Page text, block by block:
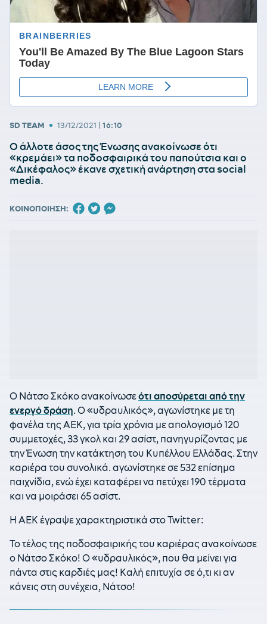
SD TEAM • 13/12/2021 | 16:10
Ο άλλοτε άσος της Ένωσης ανακοίνωσε ότι
«κρεμάει» τα ποδοσφαιρικά του παπούτσια και ο
«Δικέφαλος» έκανε σχετική ανάρτηση στα social
media.
ΚΟΙΝΟΠΟΙΗΣΗ:
Ο Νάτσο Σκόκο ανακοίνωσεότι αποσύρεται από την
ενεργό δράση. Ο «υδραυλικός», αγωνίστηκε με τη
φανέλα της ΑΕΚ, για τρία χρόνια με απολογισμό 120
συμμετοχές, 33 γκολ και 29 ασίστ, πανηγυρίζοντας με
την Ένωση την κατάκτηση του Κυπέλλου Ελλάδας. Στην
καριέρα του συνολικά. αγωνίστηκε σε 532 επίσημα
παιχνίδια, ενώ έχει καταφέρει να πετύχει 190 τέρματα
και να μοιράσει 65 ασίστ.
Η ΑΕΚ έγραψε χαρακτηριστικά στο Twitter:
To τέλος της ποδοσφαιρικής του καριέρας ανακοίνωσε
ο Νάτσο Σκόκο! O «υδραυλικός», που θα μείνει για
πάντα στις καρδιές μας! Καλή επιτυχία σε ό,τι κι αν
κάνεις στη συνέχεια, Νάτσο!